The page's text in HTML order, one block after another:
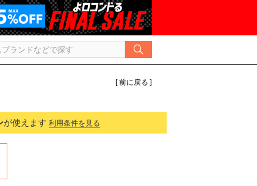
[ 前に戻る ]
が使えます 利用条件を見る